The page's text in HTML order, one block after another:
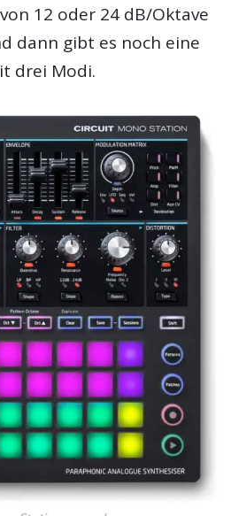
12 oder 24 dB/Oktave
dann gibt es noch eine
drei Modi.